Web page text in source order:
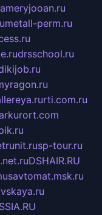
metall-perm.ru
drsschool.ru
rti.com.ru
sp-tour.ru
DSHAIR.RU